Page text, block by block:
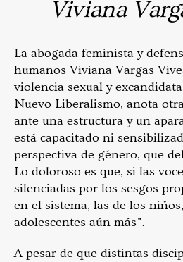
Viviana
La abogada feminista y
humanos Viviana Vargas
violencia sexual y
Nuevo Liberalismo, anota
ante una estructura y un
está capacitado ni
perspectiva de género, que
Lo doloroso es que, si las
silenciadas por los sesgos
en el sistema, las de los
adolescentes aún más”.
A pesar de que distintas